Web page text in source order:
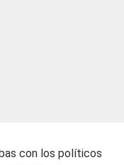
con los políticos